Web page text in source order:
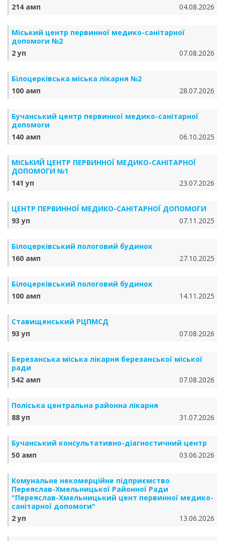
214 амп
04.08.2026
Міський центр первинної медико-санітарної
допомоги №2
2 уп
07.08.2026
Білоцерківська міська лікарня №2
100 амп
28.07.2026
Бучанський центр первинної медико-санітарної
допомоги
140 амп
06.10.2025
МІСЬКИЙ ЦЕНТР ПЕРВИННОЇ МЕДИКО-САНІТАРНОЇ
ДОПОМОГИ №1
141 уп
23.07.2026
ЦЕНТР ПЕРВИННОЇ МЕДИКО-САНІТАРНОЇ ДОПОМОГИ
93 уп
07.11.2025
Білоцерківський пологовий будинок
160 амп
27.10.2025
Білоцерківський пологовий будинок
100 амп
14.11.2025
Ставищенський РЦПМСД
93 уп
07.08.2026
Березанська міська лікарня березанської міської
ради
542 амп
07.08.2026
Поліська центральна районна лікарня
88 уп
31.07.2026
Бучанський консультативно-діагностичний центр
50 амп
03.06.2026
Комунальне некомерційне підприємство
Переяслав-Хмельницької Районної Ради
"Переяслав-Хмельницький цент первинної медико-
санітарної допомоги"
2 уп
13.06.2026